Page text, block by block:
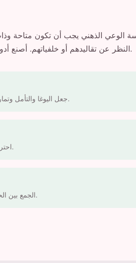
النظر عن تقاليدهم أو خلفياتهم. أصنع أدوات رقمية تكرم الحكمة القديمة مع تبني الابتكار الحديث.
جعل اليوغا والتأمل وتمارين التنفس متاحة للجميع، في كل مكان، وفي أي وقت.
احترام ودعم جميع التقاليد والمسارات الشخصية نحو العافية.
الجمع بين الحكمة القديمة والتكنولوجيا المتطورة لنمو شخصي أعمق.